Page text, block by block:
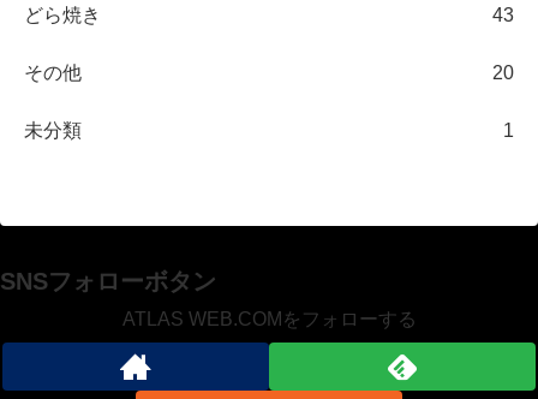
どら焼き 43
その他 20
未分類 1
SNSフォローボタン
ATLAS WEB.COMをフォローする